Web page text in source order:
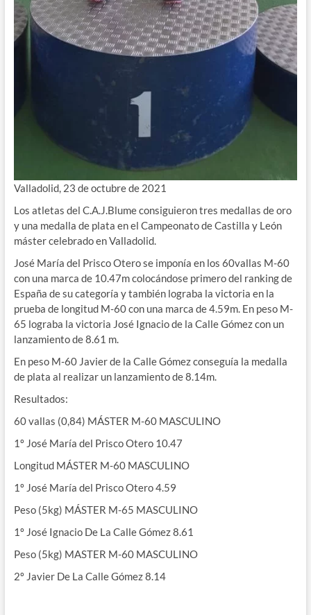
Valladolid, 23 de octubre de 2021
Los atletas del C.A.J.Blume consiguieron tres medallas de oro
y una medalla de plata en el Campeonato de Castilla y León
máster celebrado en Valladolid.
José María del Prisco Otero se imponía en los 60vallas M-60
con una marca de 10.47m colocándose primero del ranking de
España de su categoría y también lograba la victoria en la
prueba de longitud M-60 con una marca de 4.59m. En peso M-
65 lograba la victoria José Ignacio de la Calle Gómez con un
lanzamiento de 8.61 m.
En peso M-60 Javier de la Calle Gómez conseguía la medalla
de plata al realizar un lanzamiento de 8.14m.
Resultados:
60 vallas (0,84) MÁSTER M-60 MASCULINO
1º José María del Prisco Otero 10.47
Longitud MÁSTER M-60 MASCULINO
1º José María del Prisco Otero 4.59
Peso (5kg) MÁSTER M-65 MASCULINO
1º José Ignacio De La Calle Gómez 8.61
Peso (5kg) MASTER M-60 MASCULINO
2º Javier De La Calle Gómez 8.14